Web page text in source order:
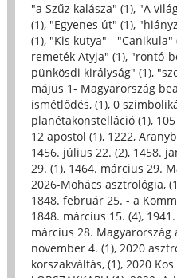
"a Szűz kalásza" (1), "A
(1), "Egyenes út" (1),
(1), "Kis kutya" - "Canikula"
remeték Atyja" (1), "rontó-
pünkösdi királyság" (1),
május 1- Magyarország
ismétlődés, (1), 0
planétakonstelláció (1),
12 apostol (1), 1222,
1456. július 22. (2), 1458.
29. (1), 1464. március 29.
2026-Mohács asztrológia,
1848. február 25. - a
1848. március 15. (4),
március 28. Magyarország
november 4. (1), 2020
korszakváltás, (1), 2020